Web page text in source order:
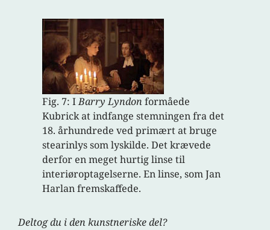
Fig. 7: IBarry Lyndonformåede
Kubrick at indfange stemningen fra det
18. århundrede ved primært at bruge
stearinlys som lyskilde. Det krævede
derfor en meget hurtig linse til
interiøroptagelserne. En linse, som Jan
Harlan fremskaffede.
Deltog du i den kunstneriske del?